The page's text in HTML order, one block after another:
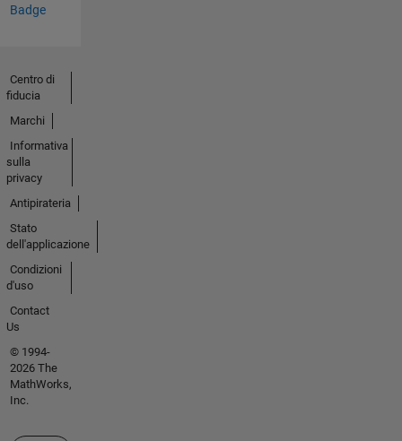
Badge
Centro di
fiducia
Marchi
Informativa
sulla
privacy
Antipirateria
Stato
dell'applicazione
Condizioni
d'uso
Contact
Us
© 1994-
2026 The
MathWorks,
Inc.